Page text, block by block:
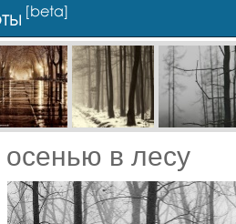
осенью в лесу